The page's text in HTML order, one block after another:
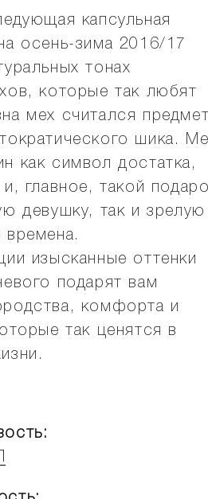
капсульная
осень-зима 2016/17
тонах
которые так любят
мех считался
шика.
как символ достатка,
главное, такой
девушку, так и зрелую
изысканные оттенки
подарят вам
комфорта и
так ценятся в